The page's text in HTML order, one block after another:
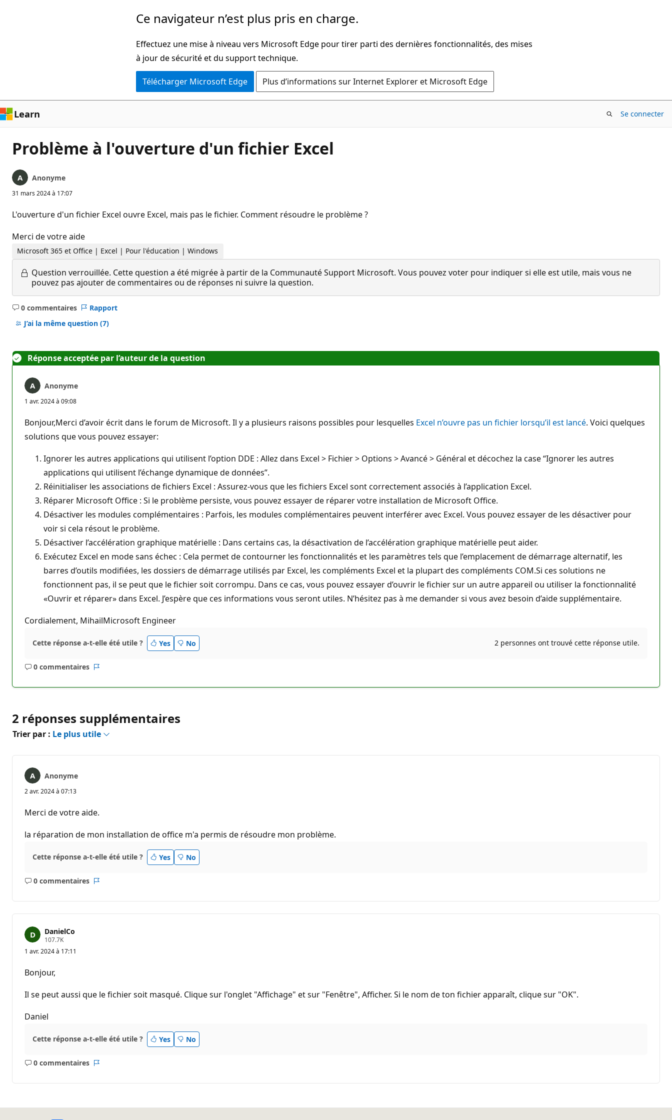
Ce navigateur n’est plus pris en charge.
Effectuez une mise à niveau vers Microsoft Edge pour tirer parti des dernières fonctionnalités, des mises
à jour de sécurité et du support technique.
Télécharger Microsoft Edge Plus d’informations sur Internet Explorer et Microsoft Edge
Learn Se connecter
Problème à l'ouverture d'un fichier Excel
Anonyme
31 mars 2024 à 17:07
L'ouverture d'un fichier Excel ouvre Excel, mais pas le fichier. Comment résoudre le problème ?
Merci de votre aide
Microsoft 365 et Office | Excel | Pour l'éducation | Windows
Question verrouillée. Cette question a été migrée à partir de la Communauté Support Microsoft. Vous pouvez voter pour indiquer si elle est utile, mais vous ne
pouvez pas ajouter de commentaires ou de réponses ni suivre la question.
0 commentaires
Aucun
commentaire
Rapport
J’ai la même question (7)
Réponse acceptée par l’auteur de la question
Anonyme
1 avr. 2024 à 09:08
Bonjour,Merci d’avoir écrit dans le forum de Microsoft. Il y a plusieurs raisons possibles pour lesquelles Excel n’ouvre pas un fichier lorsqu’il est lancé. Voici quelques
solutions que vous pouvez essayer:
Ignorer les autres applications qui utilisent l’option DDE : Allez dans Excel > Fichier > Options > Avancé > Général et décochez la case “Ignorer les autres
applications qui utilisent l’échange dynamique de données”.
Réinitialiser les associations de fichiers Excel : Assurez-vous que les fichiers Excel sont correctement associés à l’application Excel.
Réparer Microsoft Office : Si le problème persiste, vous pouvez essayer de réparer votre installation de Microsoft Office.
Désactiver les modules complémentaires : Parfois, les modules complémentaires peuvent interférer avec Excel. Vous pouvez essayer de les désactiver pour
voir si cela résout le problème.
Désactiver l’accélération graphique matérielle : Dans certains cas, la désactivation de l’accélération graphique matérielle peut aider.
Exécutez Excel en mode sans échec : Cela permet de contourner les fonctionnalités et les paramètres tels que l’emplacement de démarrage alternatif, les
barres d’outils modifiées, les dossiers de démarrage utilisés par Excel, les compléments Excel et la plupart des compléments COM.Si ces solutions ne
fonctionnent pas, il se peut que le fichier soit corrompu. Dans ce cas, vous pouvez essayer d’ouvrir le fichier sur un autre appareil ou utiliser la fonctionnalité
«Ouvrir et réparer» dans Excel. J’espère que ces informations vous seront utiles. N’hésitez pas à me demander si vous avez besoin d’aide supplémentaire.
Cordialement, MihailMicrosoft Engineer
Cette réponse a-t-elle été utile ? Yes No 2 personnes ont trouvé cette réponse utile.
0 commentaires
Aucun
2 réponses supplémentaires
Trier par : Le plus utile
Anonyme
2 avr. 2024 à 07:13
Merci de votre aide.
la réparation de mon installation de office m'a permis de résoudre mon problème.
Cette réponse a-t-elle été utile ? Yes No
0 commentaires
Aucun
DanielCo
107.7KP
i
e
r
a
t
n
1 avr. 2024 à 17:11
Bonjour,
Il se peut aussi que le fichier soit masqué. Clique sur l'onglet "Affichage" et sur "Fenêtre", Afficher. Si le nom de ton fichier apparaît, clique sur "OK".
Daniel
Cette réponse a-t-elle été utile ? Yes No
0 commentaires
Aucun